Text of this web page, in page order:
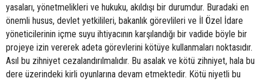
yasaları, yönetmelikleri ve hukuku, akıldışı bir durumdur. Buradaki en
önemli husus, devlet yetkilileri, bakanlık görevlileri ve İl Özel İdare
yöneticilerinin içme suyu ihtiyacının karşılandığı bir vadide böyle bir
projeye izin vererek adeta görevlerini kötüye kullanmaları noktasıdır.
Asıl bu zihniyet cezalandırılmalıdır. Bu asalak ve kötü zihniyet, hala bu
dere üzerindeki kirli oyunlarına devam etmektedir. Kötü niyetli bu